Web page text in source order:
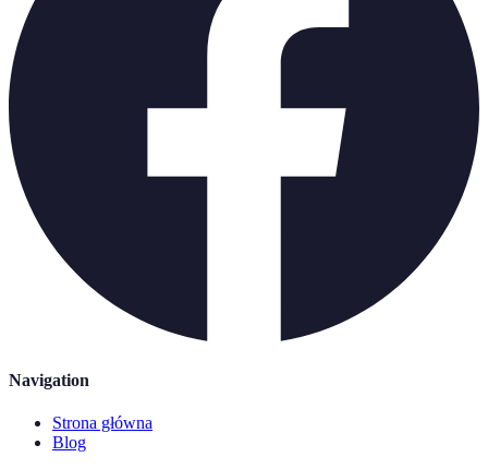
Navigation
Strona główna
Blog